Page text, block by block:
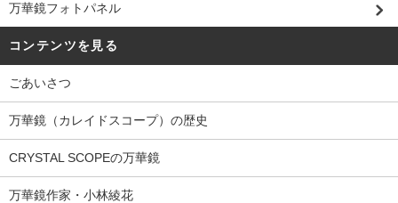
万華鏡フォトパネル
コンテンツを見る
ごあいさつ
万華鏡（カレイドスコープ）の歴史
CRYSTAL SCOPEの万華鏡
万華鏡作家・小林綾花